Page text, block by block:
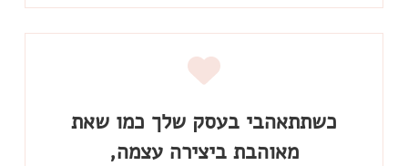
כשתתאהבי בעסק שלך כמו שאת